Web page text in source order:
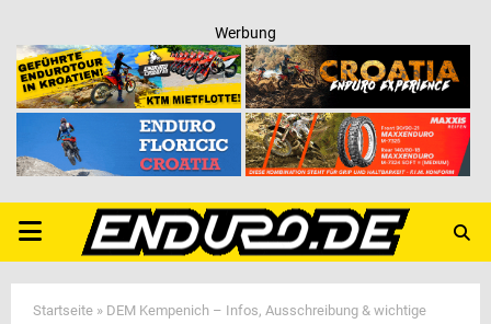
Werbung
PRIMARY
MENU
Startseite » DEM Kempenich – Infos, Ausschreibung & wichtige